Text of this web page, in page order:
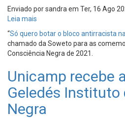
Enviado porsandra em Ter, 16 Ago
Leia mais
botar
o
bloco
na
rua
-
Unicamp
“Só quero botar o bloco antirracista
chamado da Soweto para as
Consciência Negra de 2021.
Unicamp recebe
Geledés Instituto
Negra